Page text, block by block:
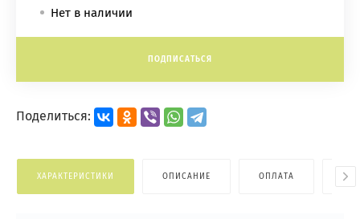
Нет в наличии
ПОДПИСАТЬСЯ
Поделиться:
ХАРАКТЕРИСТИКИ ОПИСАНИЕ ОПЛАТА